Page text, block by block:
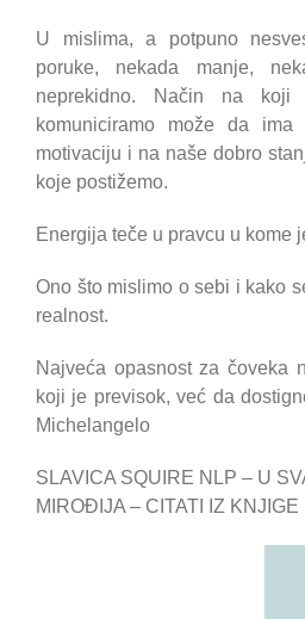
U mislima, a potpuno
poruke, nekada manje,
neprekidno. Način na
komuniciramo može da
motivaciju i na naše dobro
koje postižemo.
Energija teče u pravcu u kome
Ono što mislimo o sebi i kako
realnost.
Najveća opasnost za čoveka
koji je previsok, već da
Michelangelo
SLAVICA SQUIRE NLP – U
MIROĐIJA – CITATI IZ KNJIGE